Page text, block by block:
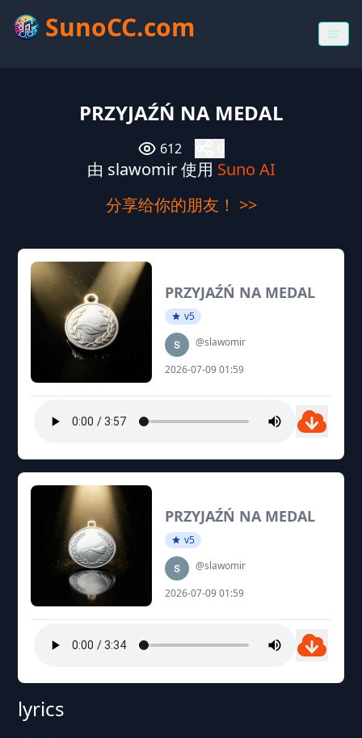
SunoCC.com
PRZYJAŹŃ NA MEDAL
612
由 slawomir 使用 Suno AI
分享给你的朋友！ >>
PRZYJAŹŃ NA MEDAL
v5
@slawomir
2026-07-09 01:59
PRZYJAŹŃ NA MEDAL
v5
@slawomir
2026-07-09 01:59
lyrics